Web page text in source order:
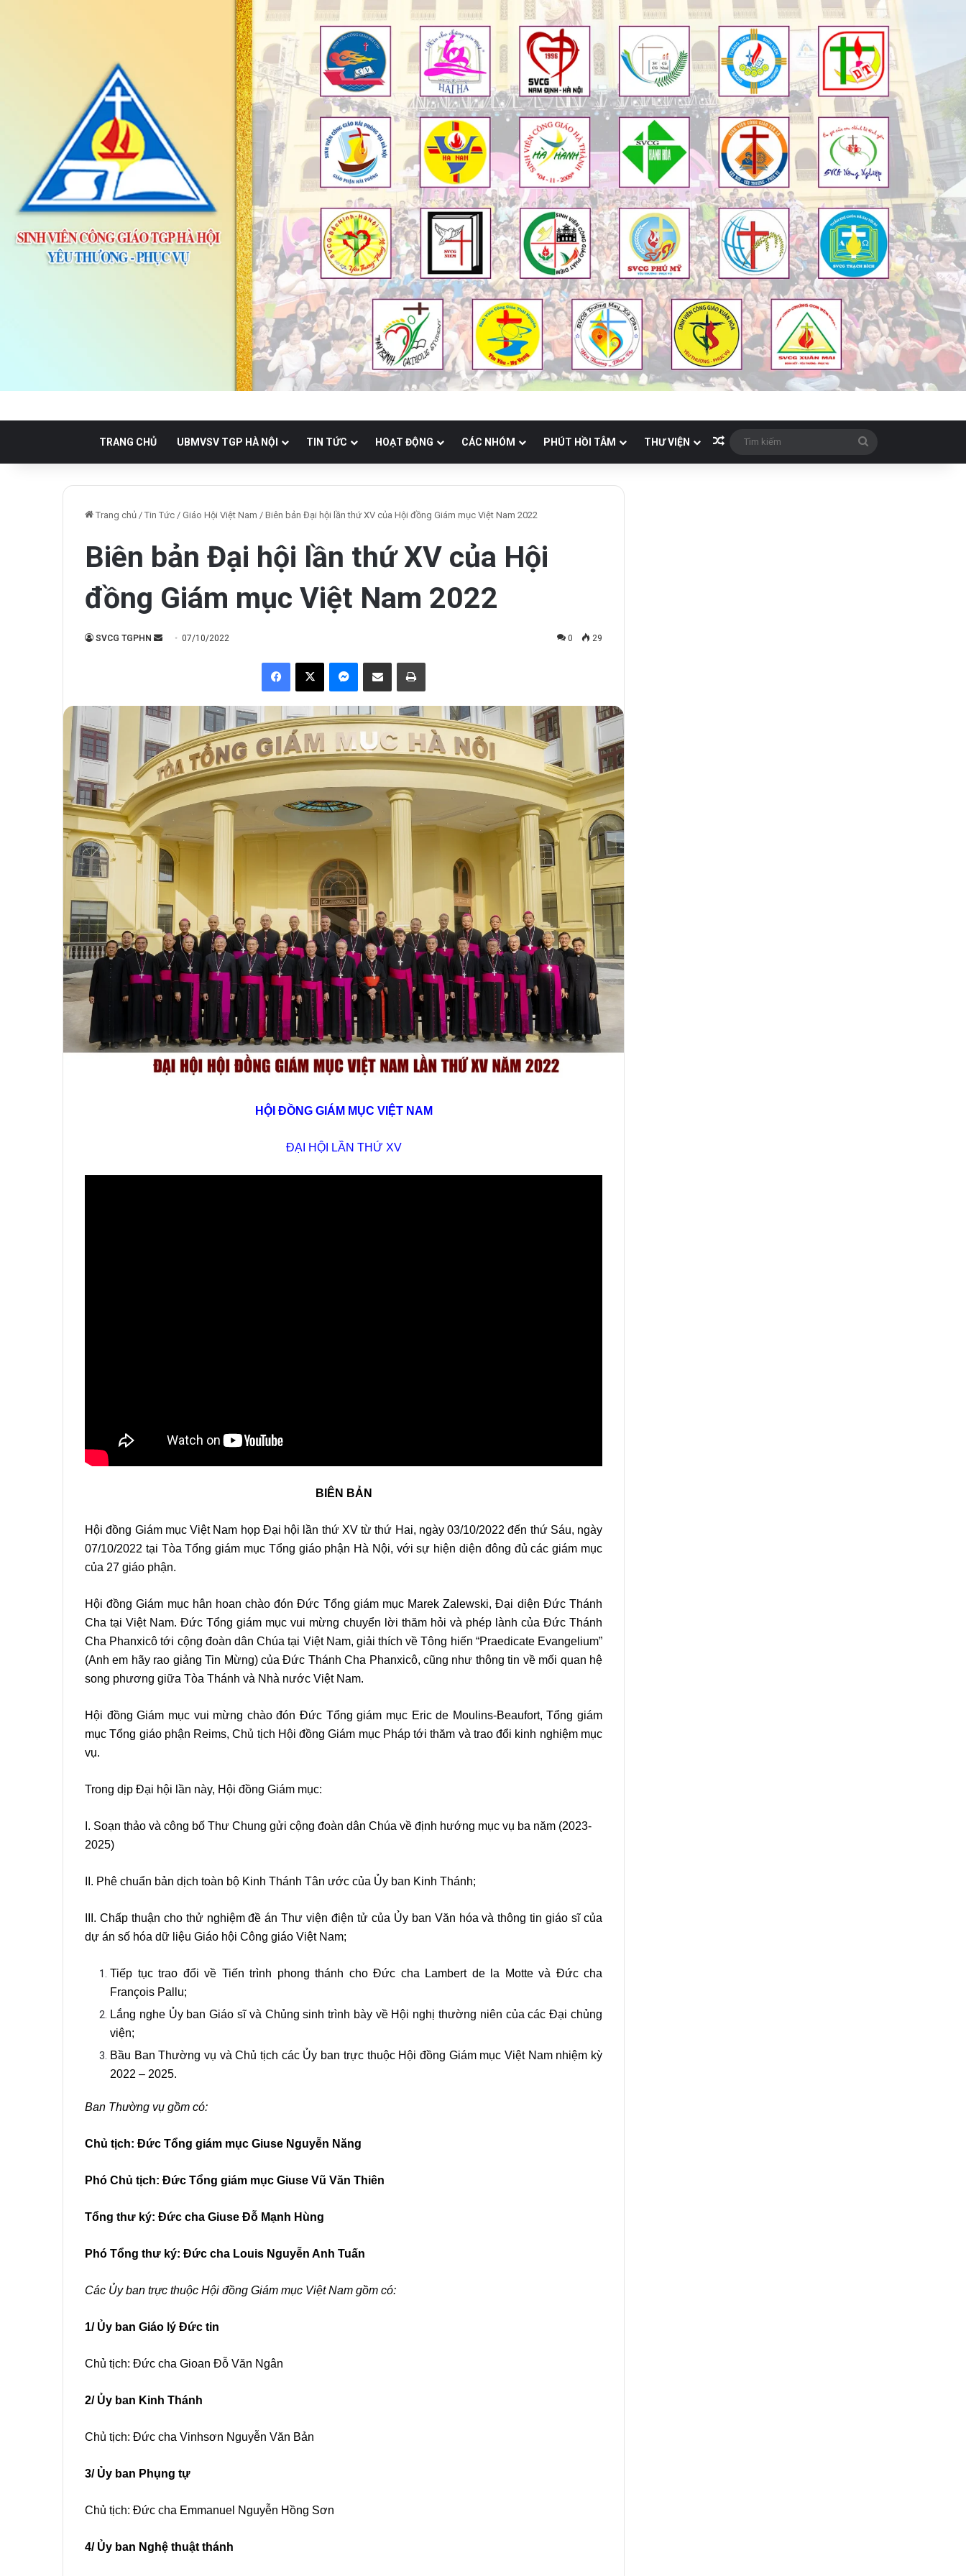
TRANG CHỦ UBMVSV TGP HÀ NỘI TIN TỨC HOẠT ĐỘNG CÁC NHÓM PHÚT HỒI TÂM THƯ VIỆN Bài viết ngẫu nhiên
Tìm
kiếm
Trang chủ / Tin Tức / Giáo Hội Việt Nam / Biên bản Đại hội lần thứ XV của Hội đồng Giám mục Việt Nam 2022
Biên bản Đại hội lần thứ XV của Hội
đồng Giám mục Việt Nam 2022
SVCG TGPHN
Send 07/10/2022 0 29
Facebook
X Messenger
Share via Email Print
HỘI ĐỒNG GIÁM MỤC VIỆT NAM
ĐẠI HỘI LẦN THỨ XV
BIÊN BẢN
Hội đồng Giám mục Việt Nam họp Đại hội lần thứ XV từ thứ Hai, ngày 03/10/2022 đến thứ Sáu, ngày
07/10/2022 tại Tòa Tổng giám mục Tổng giáo phận Hà Nội, với sự hiện diện đông đủ các giám mục
của 27 giáo phận.
Hội đồng Giám mục hân hoan chào đón Đức Tổng giám mục Marek Zalewski, Đại diện Đức Thánh
Cha tại Việt Nam. Đức Tổng giám mục vui mừng chuyển lời thăm hỏi và phép lành của Đức Thánh
Cha Phanxicô tới cộng đoàn dân Chúa tại Việt Nam, giải thích về Tông hiến “Praedicate Evangelium”
(Anh em hãy rao giảng Tin Mừng) của Đức Thánh Cha Phanxicô, cũng như thông tin về mối quan hệ
song phương giữa Tòa Thánh và Nhà nước Việt Nam.
Hội đồng Giám mục vui mừng chào đón Đức Tổng giám mục Eric de Moulins-Beaufort, Tổng giám
mục Tổng giáo phận Reims, Chủ tịch Hội đồng Giám mục Pháp tới thăm và trao đổi kinh nghiệm mục
vụ.
Trong dịp Đại hội lần này, Hội đồng Giám mục:
I. Soạn thảo và công bố Thư Chung gửi cộng đoàn dân Chúa về định hướng mục vụ ba năm (2023-
2025)
II. Phê chuẩn bản dịch toàn bộ Kinh Thánh Tân ước của Ủy ban Kinh Thánh;
III. Chấp thuận cho thử nghiệm đề án Thư viện điện tử của Ủy ban Văn hóa và thông tin giáo sĩ của
dự án số hóa dữ liệu Giáo hội Công giáo Việt Nam;
Tiếp tục trao đổi về Tiến trình phong thánh cho Đức cha Lambert de la Motte và Đức cha
François Pallu;
Lắng nghe Ủy ban Giáo sĩ và Chủng sinh trình bày về Hội nghị thường niên của các Đại chủng
viện;
Bầu Ban Thường vụ và Chủ tịch các Ủy ban trực thuộc Hội đồng Giám mục Việt Nam nhiệm kỳ
2022 – 2025.
Ban Thường vụ gồm có:
Chủ tịch: Đức Tổng giám mục Giuse Nguyễn Năng
Phó Chủ tịch: Đức Tổng giám mục Giuse Vũ Văn Thiên
Tổng thư ký: Đức cha Giuse Đỗ Mạnh Hùng
Phó Tổng thư ký: Đức cha Louis Nguyễn Anh Tuấn
Các Ủy ban trực thuộc Hội đồng Giám mục Việt Nam gồm có:
1/ Ủy ban Giáo lý Đức tin
Chủ tịch: Đức cha Gioan Đỗ Văn Ngân
2/ Ủy ban Kinh Thánh
Chủ tịch: Đức cha Vinhsơn Nguyễn Văn Bản
3/ Ủy ban Phụng tự
Chủ tịch: Đức cha Emmanuel Nguyễn Hồng Sơn
4/ Ủy ban Nghệ thuật thánh